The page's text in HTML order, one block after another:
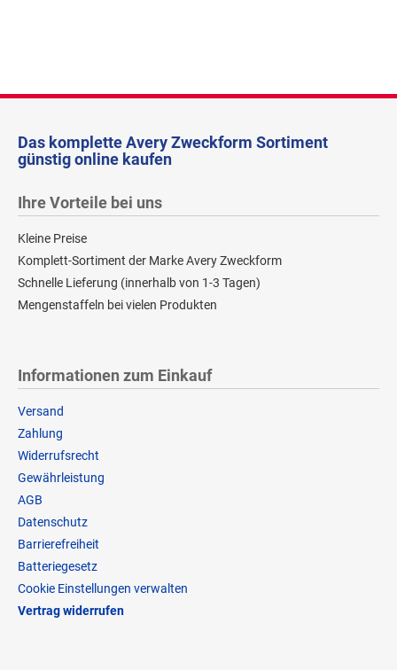
Das komplette Avery Zweckform Sortiment
günstig online kaufen
Ihre Vorteile bei uns
Kleine Preise
Komplett-Sortiment der Marke Avery Zweckform
Schnelle Lieferung (innerhalb von 1-3 Tagen)
Mengenstaffeln bei vielen Produkten
Informationen zum Einkauf
Versand
Zahlung
Widerrufsrecht
Gewährleistung
AGB
Datenschutz
Barrierefreiheit
Batteriegesetz
Cookie Einstellungen verwalten
Vertrag widerrufen